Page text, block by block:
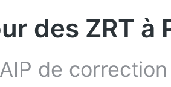
des ZRT à
de